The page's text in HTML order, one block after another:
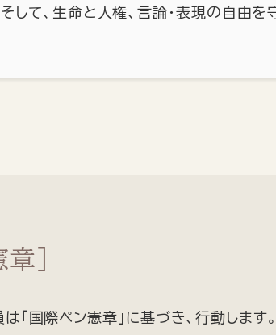
して、生命と人権、言論・表現の自由
]
「国際ペン憲章」に基づき、行動します。